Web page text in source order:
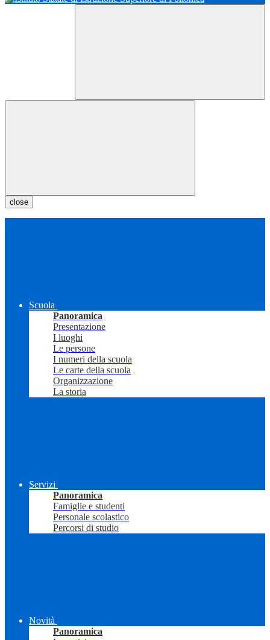
close
Scuola
Panoramica
Presentazione
I luoghi
Le persone
I numeri della scuola
Le carte della scuola
Organizzazione
La storia
Servizi
Panoramica
Famiglie e studenti
Personale scolastico
Percorsi di studio
Novità
Panoramica